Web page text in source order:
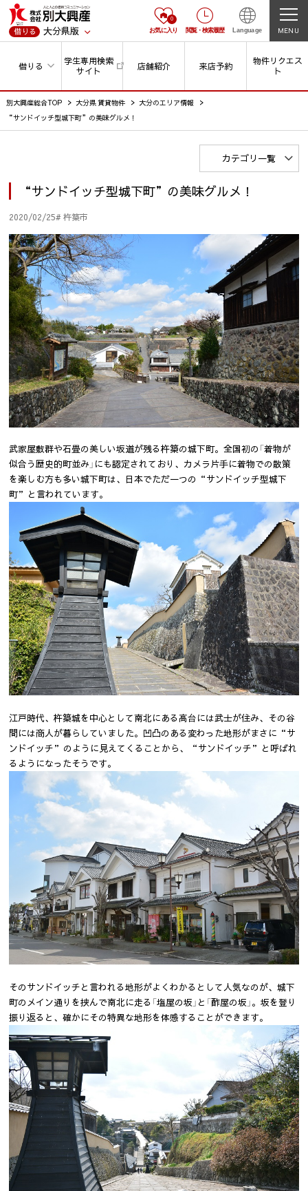
借りる 大分県版
0
お気に入り 閲覧・ 検索履歴 Language MENU
借りる
学生専用検索
サイト
店舗紹介 来店予約
物件リクエス
ト
別大興産総合TOP 大分県 賃貸物件
大分のエリア情報
“サンドイッチ型城下町”の美味グルメ！
カテゴリ一覧
“サンドイッチ型城下町”の美味グルメ！
2020/02/25# 杵築市
武家屋敷群や石畳の美しい坂道が残る杵築の城下町。全国初の「着物が
似合う歴史的町並み」にも認定されており、カメラ片手に着物での散策
を楽しむ方も多い城下町は、日本でただ一つの“サンドイッチ型城下
町”と言われています。
江戸時代、杵築城を中心として南北にある高台には武士が住み、その谷
間には商人が暮らしていました。凹凸のある変わった地形がまさに“サ
ンドイッチ”のように見えてくることから、“サンドイッチ”と呼ばれ
るようになったそうです。
そのサンドイッチと言われる地形がよくわかるとして人気なのが、城下
町のメイン通りを挟んで南北に走る「塩屋の坂」と「酢屋の坂」。坂を登り
振り返ると、確かにその特異な地形を体感することができます。